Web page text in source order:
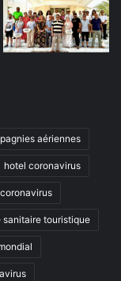
aériennes
hotel coronavirus
touristique